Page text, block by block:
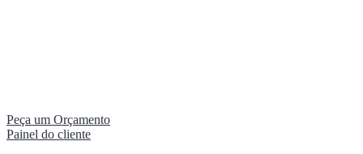
Peça um Orçamento
Painel do cliente